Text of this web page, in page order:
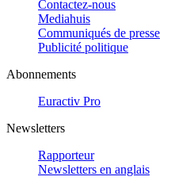
Contactez-nous
Mediahuis
Communiqués de presse
Publicité politique
Abonnements
Euractiv Pro
Newsletters
Rapporteur
Newsletters en anglais